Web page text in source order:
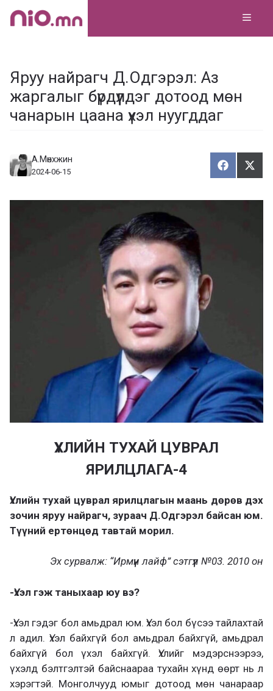
Skip
Яруу найрагч Д.Одгэрэл: Аз
жаргалыг бүрдүүлдэг дотоод мөн
чанарын цаана үхэл нуугддаг
А.Мөнхжин
2024-06-15
Х
у
а
Т
ү
э
ҮХЛИЙН ТУХАЙ ЦУВРАЛ
ЯРИЛЦЛАГА-4
Үхлийн тухай цуврал ярилцлагын маань дөрөв дэх
зочин яруу найрагч, зураач Д.Одгэрэл байсан юм.
Түүний ертөнцөд тавтай морил.
Эх сурвалж: “Ирмүүн лайф” сэтгүүл №03. 2010 он
-Үхэл гэж таныхаар юу вэ?
-Үхэл гэдэг бол амьдрал юм. Үхэл бол бүсээ тайлахтай
л адил. Үхэл байхгүй бол амьдрал байхгүй, амьдрал
байхгүй бол үхэл байхгүй. Үхлийг мэдэрснээрээ,
үхэлд бэлтгэлтэй байснаараа тухайн хүнд өөрт нь л
хэрэгтэй. Монголчууд юмыг дотоод мөн чанараар